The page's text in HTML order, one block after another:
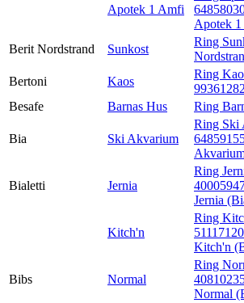
Apotek 1 Amfi
Apotek
Berit Nordstrand
Sunkost
Ring
Bertoni
Kaos
Ring
99361282
Besafe
Barnas Hus Ring
Bia Ski Akvarium
Ring Ski
Bialetti Jernia
Ring
Jernia
Kitch'n
Ring
51117120
Kitch'n
Bibs Normal
Ring
Normal